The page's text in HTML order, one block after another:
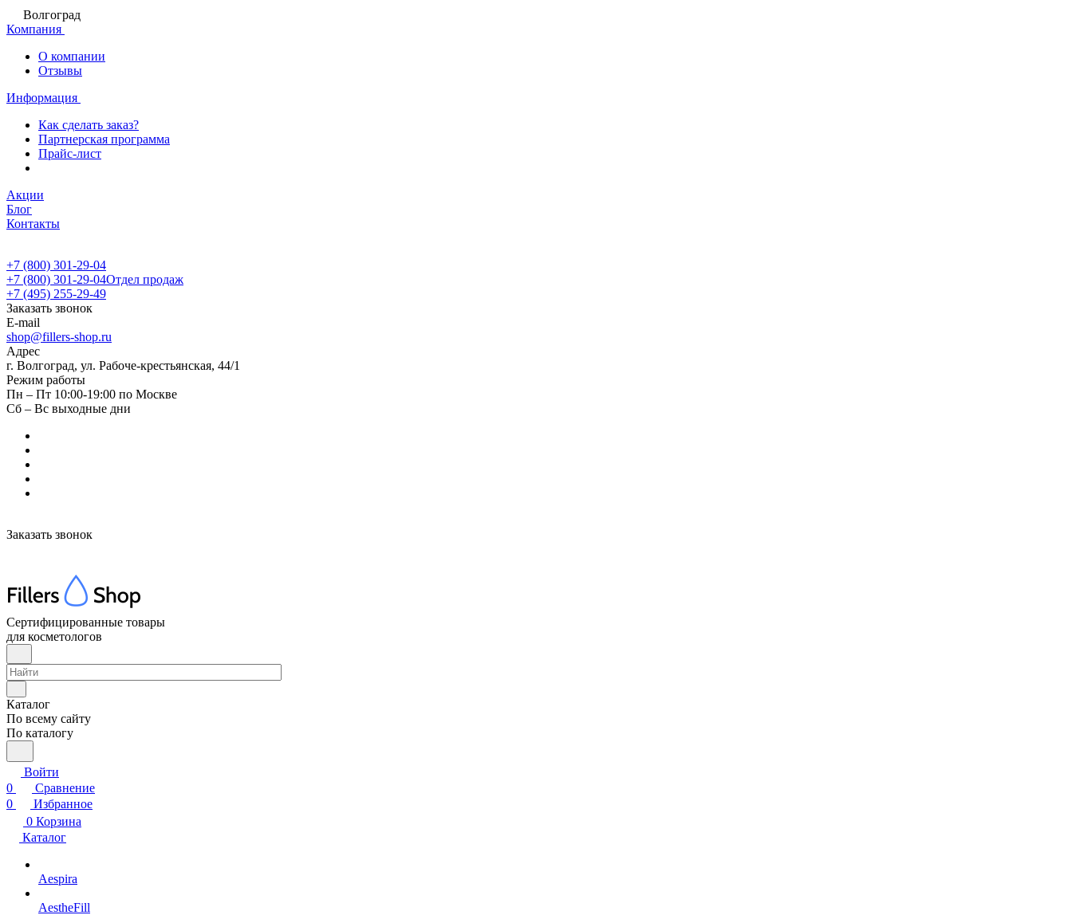
Волгоград
Компания
О компании
Отзывы
Информация
Как сделать заказ?
Партнерская программа
Прайс-лист
Акции
Блог
Контакты
+7 (800) 301-29-04
+7 (800) 301-29-04Отдел продаж
+7 (495) 255-29-49
Заказать звонок
E-mail
shop@fillers-shop.ru
Адрес
г. Волгоград, ул. Рабоче-крестьянская, 44/1
Режим работы
Пн – Пт 10:00-19:00 по Москве
Сб – Вс выходные дни
Заказать звонок
Сертифицированные товары
для косметологов
Каталог
По всему сайту
По каталогу
Войти
0
Сравнение
0
Избранное
0 Корзина
Каталог
Aespira
AestheFill